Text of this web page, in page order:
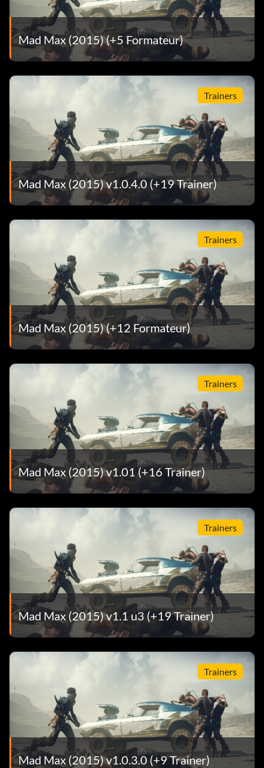
Mad Max (2015) (+5 Formateur)
Trainers
Mad Max (2015) v1.0.4.0 (+19 Trainer)
Trainers
Mad Max (2015) (+12 Formateur)
Trainers
Mad Max (2015) v1.01 (+16 Trainer)
Trainers
Mad Max (2015) v1.1 u3 (+19 Trainer)
Trainers
Mad Max (2015) v1.0.3.0 (+9 Trainer)